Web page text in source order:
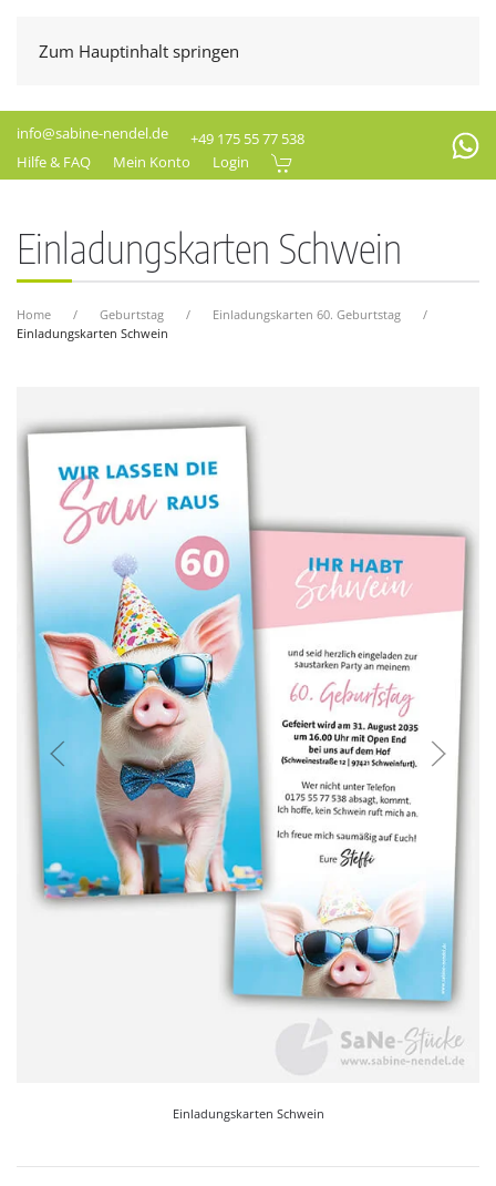
Zum Hauptinhalt springen
info@sabine-nendel.de
+49 175 55 77 538
Hilfe & FAQ
Mein Konto Login
Einladungskarten Schwein
Home Geburtstag
Einladungskarten 60. Geburtstag
Einladungskarten Schwein
Einladungskarten Schwein